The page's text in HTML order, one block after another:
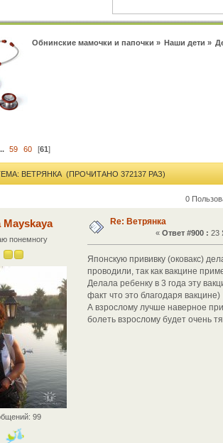
Обнинские мамочки и папочки » Наши дети »
59 60 [61]
ВЕТРЯНКА (ПРОЧИТАНО 372137 РАЗ)
0
Mayskaya
понемногу
99
Re: Ветрянка
« Ответ #900 : 23
Японскую прививку (оковакс)
проводили, так как вакцине
Делала ребенку в 3 года эту
факт что это благодаря вакцине)
А взрослому лучше наверное
болеть взрослому будет очень